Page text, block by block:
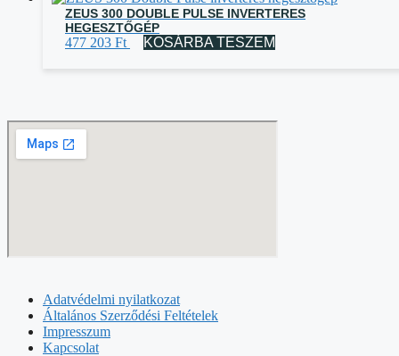
ZEUS 300 DOUBLE PULSE INVERTERES
HEGESZTŐGÉP
477 203 Ft KOSÁRBA TESZEM
Adatvédelmi nyilatkozat
Általános Szerződési Feltételek
Impresszum
Kapcsolat